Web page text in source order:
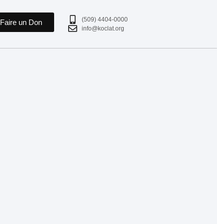
Faire un Don
(509) 4404-0000
info@koclat.org